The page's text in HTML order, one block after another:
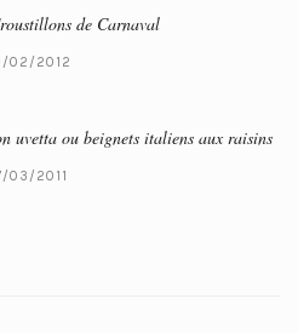
de Carnaval
02/2012
uvetta ou beignets italiens aux raisins
03/2011